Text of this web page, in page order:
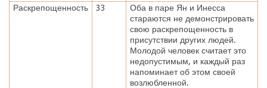
Раскрепощенность
33
Оба в паре Ян и Инесса
стараются не демонстрировать
свою раскрепощенность в
присутствии других людей.
Молодой человек считает это
недопустимым, и каждый раз
напоминает об этом своей
возлюбленной.